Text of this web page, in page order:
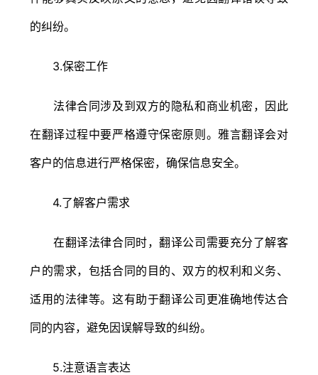
的纠纷。
3.保密工作
法律合同涉及到双方的隐私和商业机密，因此
在翻译过程中要严格遵守保密原则。雅言翻译会对
客户的信息进行严格保密，确保信息安全。
4.了解客户需求
在翻译法律合同时，翻译公司需要充分了解客
户的需求，包括合同的目的、双方的权利和义务、
适用的法律等。这有助于翻译公司更准确地传达合
同的内容，避免因误解导致的纠纷。
5.注意语言表达